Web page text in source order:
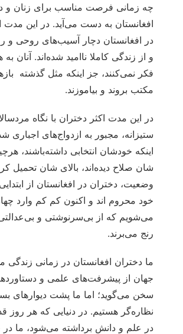
چه زمانی فرصت مناسب برای زنان و
افغانستان به دست می‌آید. در این مدت
در افغانستان دچار آسیب‌های روحی و
و از زندگی کاملا ناامید شده‌اند. آنان
فکر نمی‌کنند، جز اینکه مثل گذشته
مکتب بروند و بیاموزند.
در این مدت اکثر دختران با نگاه
ستیزانه، مجبور به ازدواج‌های اجباری
اینکه خودشان انتخابی داشته‌باشند،
شان صلاح دیده‌اند، بالای شان تحمیل
وضعیت، دختران در افغانستان از
خود محروم اند و اکنون کم کم وارد
می‌شویم که از بی‌سرنوشتی و
رنج می‌برند.
ما دختران افغانستان در زمانی زندگی
جهان از پیشرفت‌های علمی و
سخن می‌گوید؛ اما ما پشت دیوارهای
نظاره‌گر هستیم. در دنیایی که هر روز
در علم و دانش برداشته می‌شود، ما